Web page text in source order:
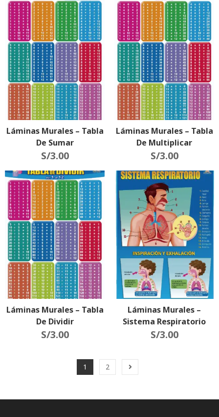
Láminas Murales – Tabla
De Sumar
S/3.00
Láminas Murales – Tabla
De Multiplicar
S/3.00
Láminas Murales – Tabla
De Dividir
S/3.00
Láminas Murales –
Sistema Respiratorio
S/3.00
1 2